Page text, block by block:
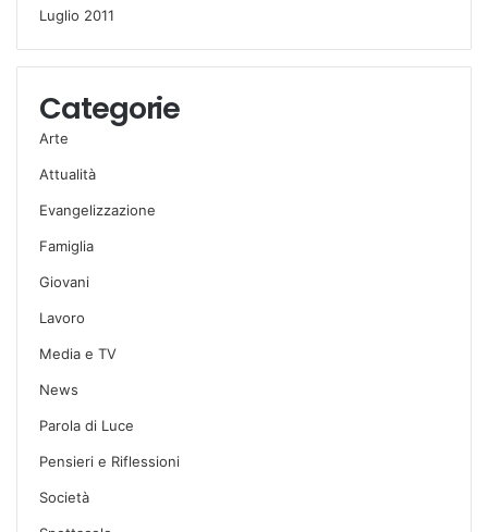
Luglio 2011
Categorie
Arte
Attualità
Evangelizzazione
Famiglia
Giovani
Lavoro
Media e TV
News
Parola di Luce
Pensieri e Riflessioni
Società